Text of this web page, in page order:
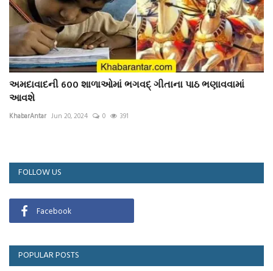
અમદાવાદની 600 શાળાઓમાં ભગવદ્ ગીતાના પાઠ ભણાવવામાં
આવશે
KhabarAntar Jun 20, 2024 0 391
FOLLOW US
Facebook
POPULAR POSTS